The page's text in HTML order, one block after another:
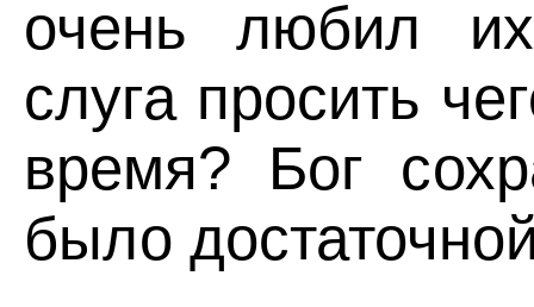
очень любил
слуга просить
время? Бог
было